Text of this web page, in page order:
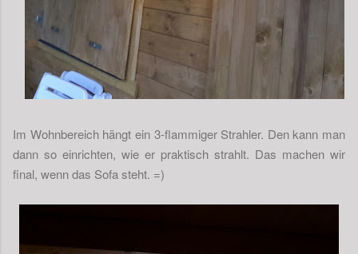
Im Wohnbereich hängt ein 3-flammiger Strahler. Den kann man
dann so einrichten, wie er praktisch strahlt. Das machen wir
final, wenn das Sofa steht. =)